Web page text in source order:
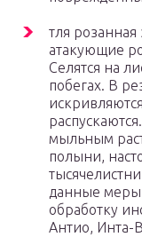
тля
атакующие
Селятся на
побегах. В
мыльным
полыни,
данные меры
обработку
Антио,